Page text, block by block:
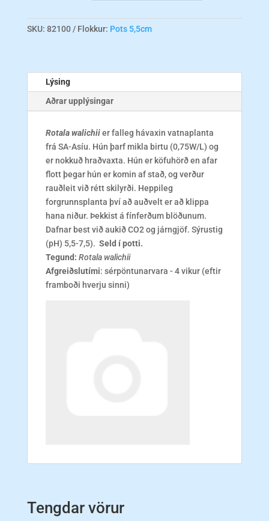
magn
SKU: 82100 Flokkur: Pots 5,5cm
Lýsing
Aðrar upplýsingar
Rotala walichiier falleg hávaxin vatnaplanta
frá SA-Asíu. Hún þarf mikla birtu (0,75W/L) og
er nokkuð hraðvaxta. Hún er köfuhörð en afar
flott þegar hún er komin af stað, og verður
rauðleit við rétt skilyrði. Heppileg
forgrunnsplanta því að auðvelt er að klippa
hana niður. Þekkist á fínferðum blöðunum.
Dafnar best við aukið CO2 og járngjöf. Sýrustig
(pH) 5,5-7,5). Seld í potti.
Tegund: Rotala walichii
Afgreiðslutími: sérpöntunarvara - 4 vikur (eftir
framboði hverju sinni)
Tengdar vörur